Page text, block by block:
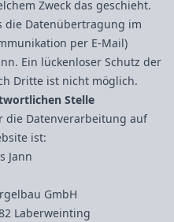
Zweck das geschieht.
die Datenübertragung im
per E-Mail)
Ein lückenloser Schutz der
Dritte ist nicht möglich.
Stelle
die Datenverarbeitung auf
ist:
Jann
GmbH
Laberweinting